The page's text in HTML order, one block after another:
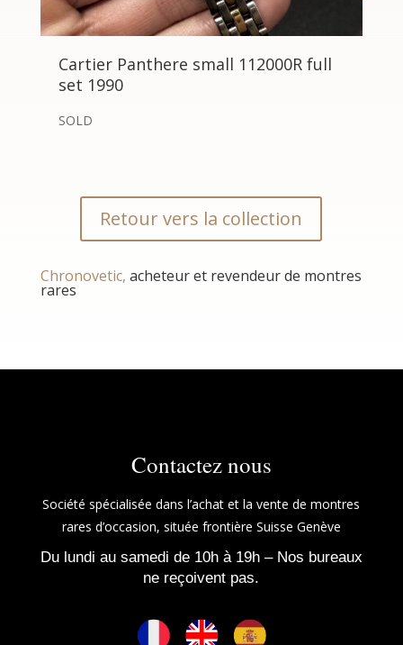
Cartier Panthere small 112000R full
set 1990
SOLD
Retour vers la collection
Chronovetic, acheteur et revendeur de montres
rares
Contactez nous
Société spécialisée dans l’achat et la vente de montres
rares d’occasion, située frontière Suisse Genève
Du lundi au samedi de 10h à 19h – Nos bureaux
ne reçoivent pas.